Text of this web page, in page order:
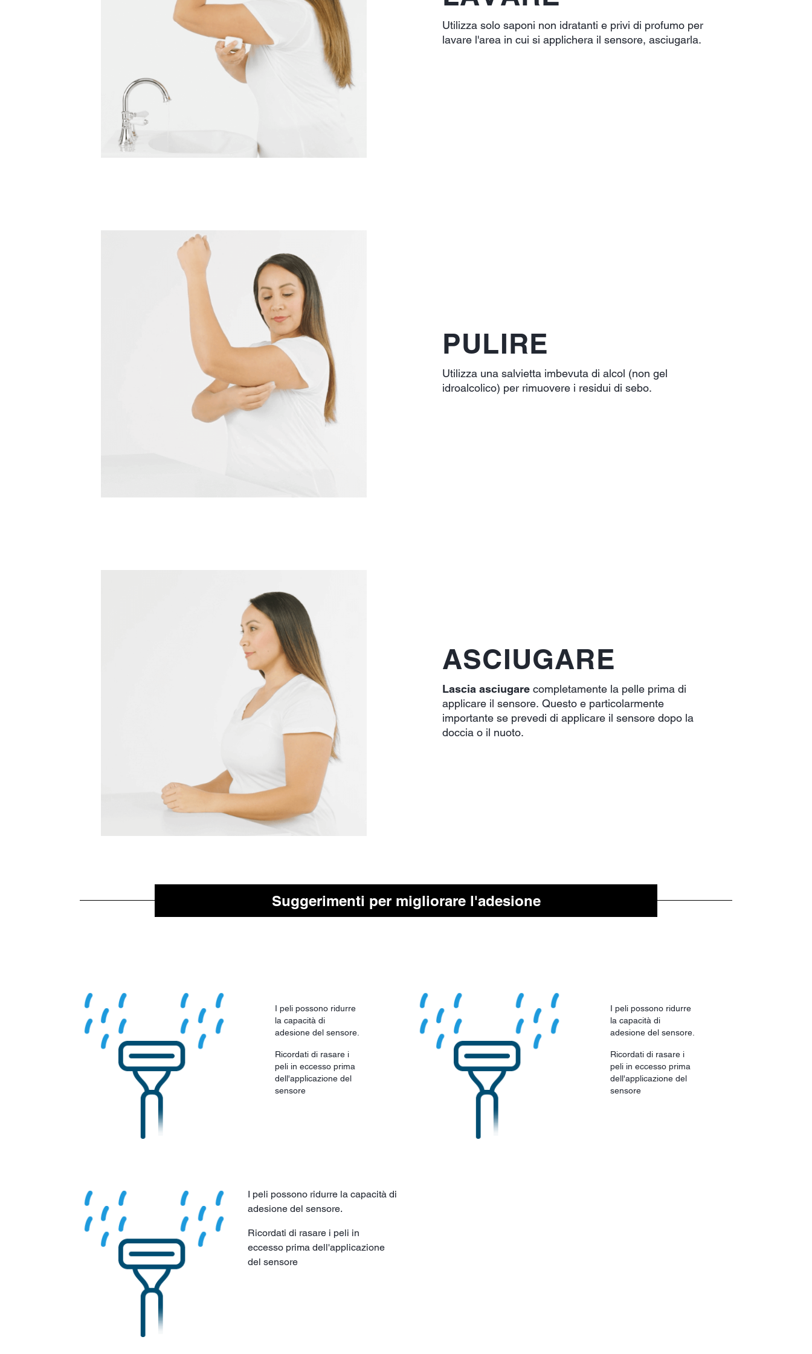
Utilizza solo saponi non idratanti e privi di profumo per
lavare l'area in cui si applichera il sensore, asciugarla.
PULIRE
Utilizza una salvietta imbevuta di alcol (non gel
idroalcolico) per rimuovere i residui di sebo.
ASCIUGARE
Lascia asciugare completamente la pelle prima di
applicare il sensore. Questo e particolarmente
importante se prevedi di applicare il sensore dopo la
doccia o il nuoto.
Suggerimenti per migliorare l'adesione
I peli possono ridurre
la capacità di
adesione del sensore.
Ricordati di rasare i
peli in eccesso prima
dell'applicazione del
sensore
I peli possono ridurre
la capacità di
adesione del sensore.
Ricordati di rasare i
peli in eccesso prima
dell'applicazione del
sensore
I peli possono ridurre la capacità di
adesione del sensore.
Ricordati di rasare i peli in
eccesso prima dell'applicazione
del sensore